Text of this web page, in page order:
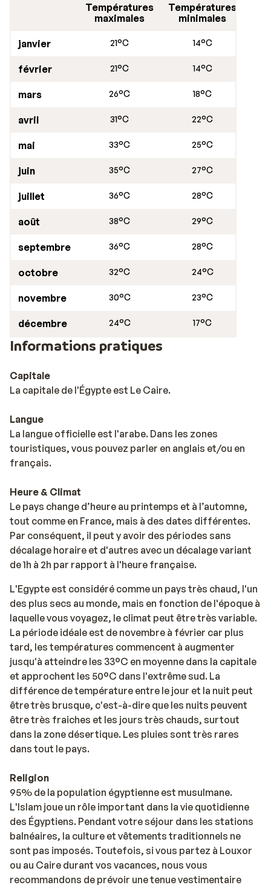
Températures
maximales
Températures
minimales
janvier 21°C 14°C
février 21°C 14°C
mars 26°C 18°C
avril 31°C 22°C
mai 33°C 25°C
juin 35°C 27°C
juillet 36°C 28°C
août 38°C 29°C
septembre 36°C 28°C
octobre 32°C 24°C
novembre 30°C 23°C
décembre 24°C 17°C
Informations pratiques
Capitale
La capitale de l'Égypte est Le Caire.
Langue
La langue officielle est l'arabe. Dans les zones
touristiques, vous pouvez parler en anglais et/ou en
français.
Heure & Climat
Le pays change d’heure au printemps et à l’automne,
tout comme en France, mais à des dates différentes.
Par conséquent, il peut y avoir des périodes sans
décalage horaire et d'autres avec un décalage variant
de 1h à 2h par rapport à l'heure française.
L'Egypte est considéré comme un pays très chaud, l'un
des plus secs au monde, mais en fonction de l'époque à
laquelle vous voyagez, le climat peut être très variable.
La période idéale est de novembre à février car plus
tard, les températures commencent à augmenter
jusqu'à atteindre les 33°C en moyenne dans la capitale
et approchent les 50°C dans l'extrême sud. La
différence de température entre le jour et la nuit peut
être très brusque, c'est-à-dire que les nuits peuvent
être très fraiches et les jours très chauds, surtout
dans la zone désertique. Les pluies sont très rares
dans tout le pays.
Religion
95% de la population égyptienne est musulmane.
L'Islam joue un rôle important dans la vie quotidienne
des Égyptiens. Pendant votre séjour dans les stations
balnéaires, la culture et vêtements traditionnels ne
sont pas imposés. Toutefois, si vous partez à Louxor
ou au Caire durant vos vacances, nous vous
recommandons de prévoir une tenue vestimentaire